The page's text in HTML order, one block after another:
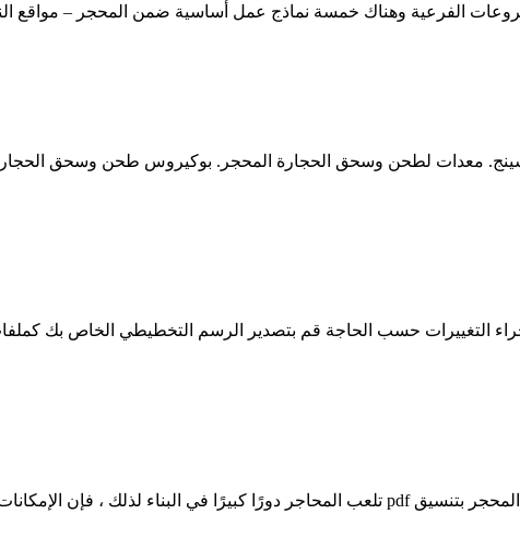
الفرعية وهناك خمسة نماذج عمل أساسية ضمن المحجر – مواقع
معدات لطحن وسحق الحجارة المحجر. بوكيروس طحن وسحق